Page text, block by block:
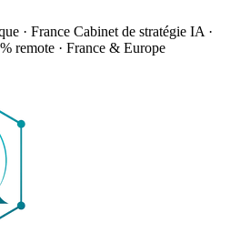
· France Cabinet de stratégie IA ·
remote · France & Europe